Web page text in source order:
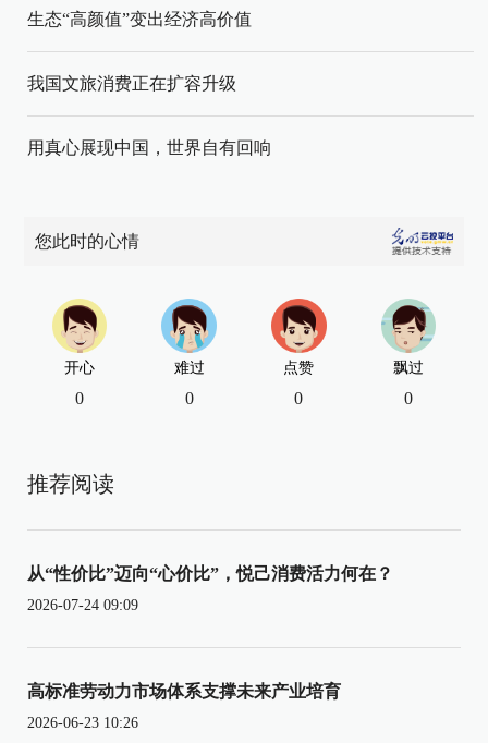
生态“高颜值”变出经济高价值
我国文旅消费正在扩容升级
用真心展现中国，世界自有回响
您此时的心情
开心
0
难过
0
点赞
0
飘过
0
推荐阅读
从“性价比”迈向“心价比”，悦己消费活力何在？
2026-07-24 09:09
高标准劳动力市场体系支撑未来产业培育
2026-06-23 10:26